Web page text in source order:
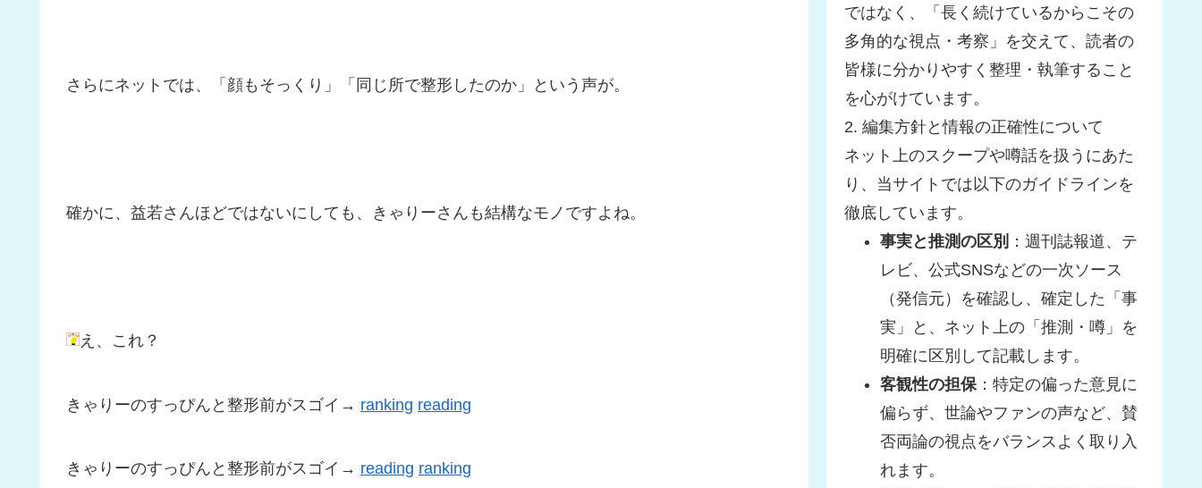
さらにネットでは、「顔もそっくり」「同じ所で整形したのか」という声が。
確かに、益若さんほどではないにしても、きゃりーさんも結構なモノですよね。
え、これ？
きゃりーのすっぴんと整形前がスゴイ→ ranking reading
きゃりーのすっぴんと整形前がスゴイ→ reading ranking
ではなく、「長く続けているからこその
多角的な視点・考察」を交えて、読者の
皆様に分かりやすく整理・執筆すること
を心がけています。
2. 編集方針と情報の正確性について
ネット上のスクープや噂話を扱うにあた
り、当サイトでは以下のガイドラインを
徹底しています。
事実と推測の区別 ：週刊誌報道、テ
レビ、公式SNSなどの一次ソース
（発信元）を確認し、確定した「事
実」と、ネット上の「推測・噂」を
明確に区別して記載します。
客観性の担保 ：特定の偏った意見に
偏らず、世論やファンの声など、賛
否両論の視点をバランスよく取り入
れます。